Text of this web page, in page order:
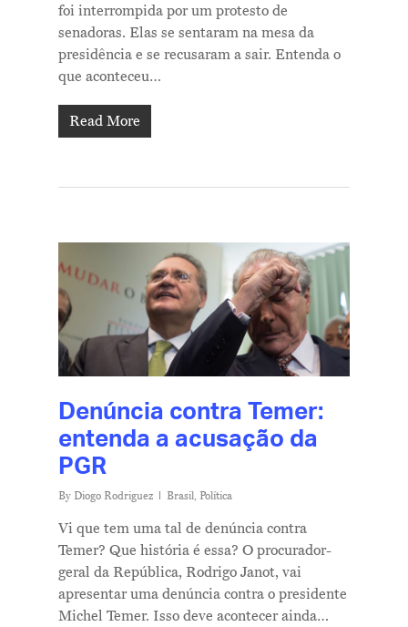
foi interrompida por um protesto de
senadoras. Elas se sentaram na mesa da
presidência e se recusaram a sair. Entenda o
que aconteceu…
Read More
Denúncia contra Temer:
entenda a acusação da
PGR
By Diogo Rodriguez Brasil, Política
Vi que tem uma tal de denúncia contra
Temer? Que história é essa? O procurador-
geral da República, Rodrigo Janot, vai
apresentar uma denúncia contra o presidente
Michel Temer. Isso deve acontecer ainda…